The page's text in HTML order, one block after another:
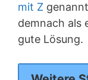
mit Z
demnach als
gute Lösung.